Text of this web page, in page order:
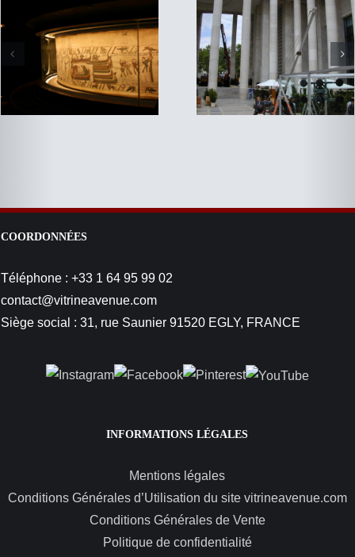
COORDONNÉES
Téléphone : +33 1 64 95 99 02
contact@vitrineavenue.com
Siège social : 31, rue Saunier 91520 EGLY, FRANCE
INFORMATIONS LÉGALES
Mentions légales
Conditions Générales d’Utilisation du site vitrineavenue.com
Conditions Générales de Vente
Politique de confidentialité